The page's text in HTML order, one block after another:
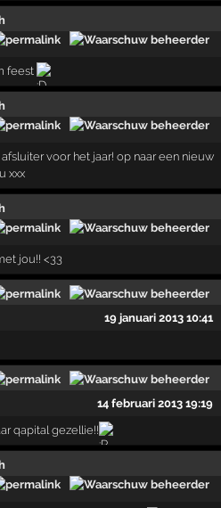
feest
voor het jaar! op naar een nieuw
xxx
jou!! <33
19 januari 2013 10:41
14 februari 2013 19:19
qapital gezellie!!